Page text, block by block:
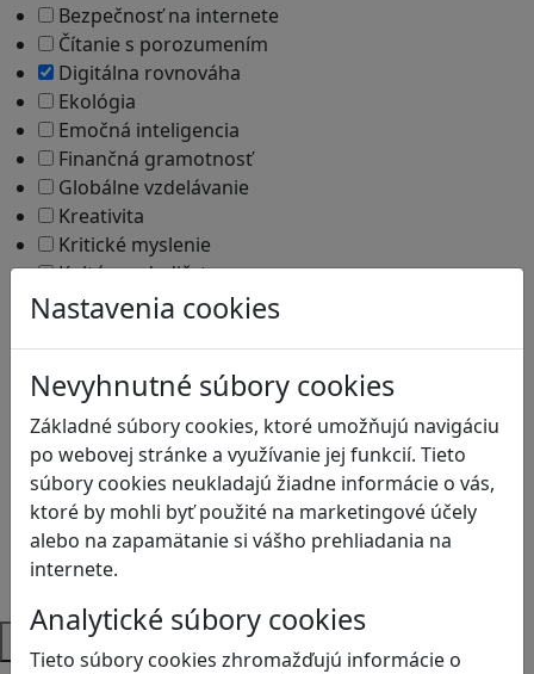
Nastavenia cookies
Nevyhnutné súbory cookies
Základné súbory cookies, ktoré umožňujú navigáciu
po webovej stránke a využívanie jej funkcií. Tieto
súbory cookies neukladajú žiadne informácie o vás,
ktoré by mohli byť použité na marketingové účely
alebo na zapamätanie si vášho prehliadania na
internete.
Analytické súbory cookies
Tieto súbory cookies zhromažďujú informácie o
Bezpečnosť na internete
Čítanie s porozumením
Digitálna rovnováha
Ekológia
Emočná inteligencia
Finančná gramotnosť
Globálne vzdelávanie
Kreativita
Kritické myslenie
Kultúrne dedičstvo
Kyberšikana
Mediálna gramotnosť
Motorika a koncentrácia
Podnikavosť a inovácie
Prírodné vedy / STEM
Programovanie/Technika
Sociálne zručnosti a kooperácia
Strategické myslenie
Platformy